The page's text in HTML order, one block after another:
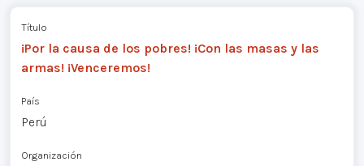
Título
¡Por la causa de los pobres! ¡Con las masas y las
armas! ¡Venceremos!
País
Perú
Organización